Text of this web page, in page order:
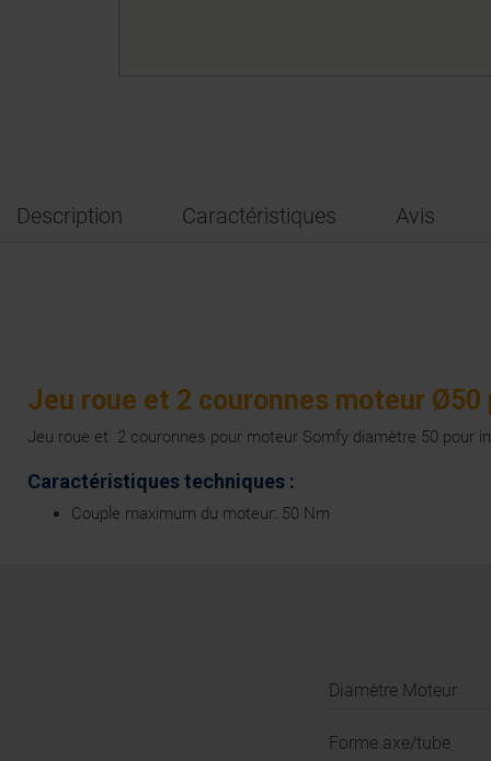
Description Caractéristiques Avis
Jeu roue et 2 couronnes moteur
Jeu roue et 2 couronnes pour moteur Somfy diamètre 50 pour
Caractéristiques techniques :
Couple maximum du moteur: 50 Nm
Diamètre Moteur
Forme axe/tube